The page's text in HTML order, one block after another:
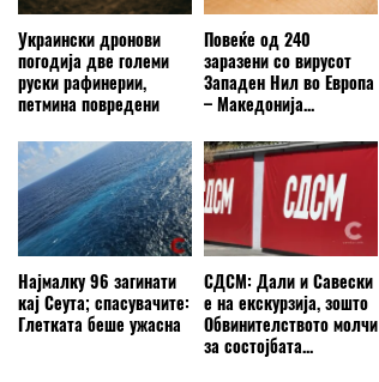
Украински дронови
погодија две големи
руски рафинерии,
петмина повредени
Повеќе од 240
заразени со вирусот
Западен Нил во Европа
– Македонија...
Најмалку 96 загинати
кај Сеута; спасувачите:
Глетката беше ужасна
СДСМ: Дали и Савески
е на екскурзија, зошто
Обвинителството молчи
за состојбата...